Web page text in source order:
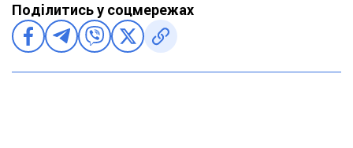
Поділитись у соцмережах